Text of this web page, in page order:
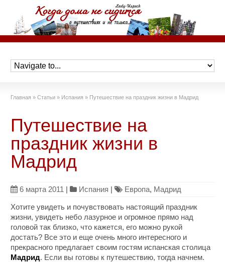
Главная » Статьи » Испания » Путешествие на праздник жизни в Мадрид
Путешествие на
праздник жизни в
Мадрид
6 марта 2011 | Испания | Европа, Мадрид
Хотите увидеть и почувствовать настоящий праздник
жизни, увидеть небо лазурное и огромное прямо над
головой так близко, что кажется, его можно рукой
достать? Все это и еще очень много интересного и
прекрасного предлагает своим гостям испанская столица
Мадрид. Если вы готовы к путешествию, тогда начнем.